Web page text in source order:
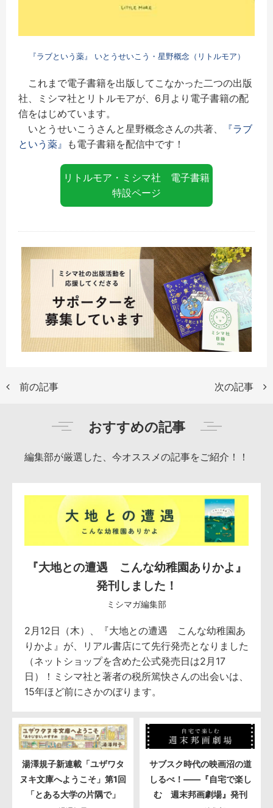
『ラブという薬』 いとうせいこう・星野概念（リトルモア）
これまで電子書籍を出版してこなかった二つの出版
社、ミシマ社とリトルモアが、6月より電子書籍の配
信をはじめています。
いとうせいこうさんと星野概念さんの共著、
『ラブ
という薬』 も電子書籍を配信中です！
リトルモア・ミシマ社 電子書籍
特設ページ
前の記事 次の記事
おすすめの記事
編集部が厳選した、今オススメの記事をご紹介！！
『大地との遭遇 こんな幼稚園ありかよ』
発刊しました！
ミシマガ編集部
2月12日（木）、『大地との遭遇 こんな幼稚園あ
りかよ』が、リアル書店にて先行発売となりました
（ネットショップを含めた公式発売日は2月17
日）！ミシマ社と著者の税所篤快さんの出会いは、
15年ほど前にさかのぼります。
湯澤規子新連載「ユザワタ
ヌキ文庫へようこそ」第1回
「とある大学の片隅で」
サブスク時代の映画沼の道
しるべ！――『自宅で楽し
む 週末邦画劇場』発刊